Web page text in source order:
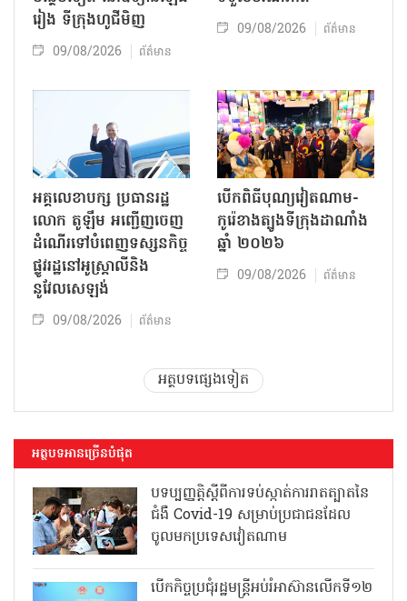
រៀង ទីក្រុងហូជីមិញ
09/08/2026 ព័ត៌មាន
09/08/2026 ព័ត៌មាន
អគ្គលេខាបក្ស ប្រធានរដ្ឋ
លោក តូឡឹម អញ្ជើញចេញ
ដំណើរទៅបំពេញទស្សនកិច្ច
ផ្លូវរដ្ឋនៅអូស្ត្រាលីនិង
នូវែលសេឡង់
09/08/2026 ព័ត៌មាន
បើកពិធីបុណ្យវៀតណាម-
កូរ៉េខាងត្បូងទីក្រុងដាណាំង
ឆ្នាំ ២០២៦
09/08/2026 ព័ត៌មាន
អត្ថបទផ្សេងទៀត
អត្ថបទអានច្រើនបំផុត
បទប្បញ្ញត្តិស្តីពីការទប់ស្កាត់ការរាតត្បាតនៃ
ជំងឺ Covid-19 សម្រាប់ប្រជាជនដែល
ចូលមកប្រទេសវៀតណាម
បើកកិច្ចប្រជុំរដ្ឋមន្ត្រីអប់រំអាស៊ានលើកទី១២